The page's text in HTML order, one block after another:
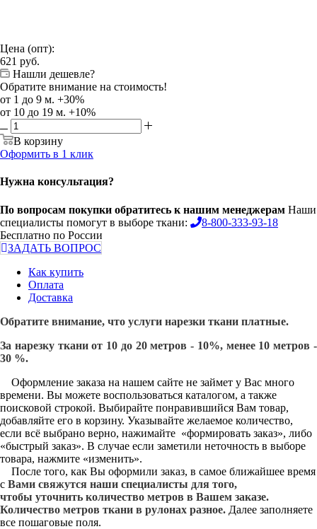
Цена (опт):
621 руб.
Нашли дешевле?
Обратите внимание на стоимость!
от 1 до 9 м. +30%
от 10 до 19 м. +10%
В корзину
Оформить в 1 клик
Нужна консультация?
По вопросам покупки обратитесь к нашим менеджерам Наши
специалисты помогут в выборе ткани:
8-800-333-93-18
Бесплатно по России
ЗАДАТЬ ВОПРОС
Как купить
Оплата
Доставка
Обратите внимание, что услуги нарезки ткани платные.
За нарезку ткани от 10 до 20 метров - 10%, менее 10 метров -
30 %.
Оформление заказа на нашем сайте не займет у Вас много
времени. Вы можете воспользоваться каталогом, а также
поисковой строкой. Выбирайте понравившийся Вам товар,
добавляйте его в корзину. Указывайте желаемое количество,
если всё выбрано верно, нажимайте «формировать заказ», либо
«быстрый заказ». В случае если заметили неточность в выборе
товара, нажмите «изменить».
После того, как Вы оформили заказ, в самое ближайшее время
с Вами свяжутся наши специалисты для того,
чтобы уточнить количество метров в Вашем заказе.
Количество метров ткани в рулонах разное. Далее заполняете
все пошаговые поля.